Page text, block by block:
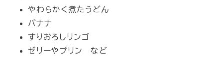
やわらかく煮たうどん
バナナ
すりおろしリンゴ
ゼリーやプリン など